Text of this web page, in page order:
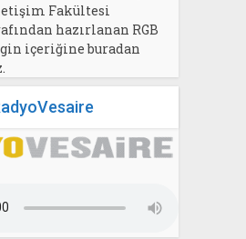
Fakültesi
hazırlanan RGB
içeriğine buradan